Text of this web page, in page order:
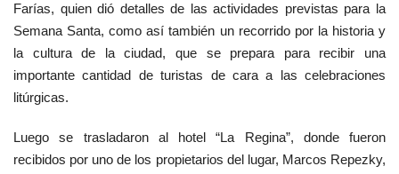
Farías, quien dió detalles de las actividades previstas para la
Semana Santa, como así también un recorrido por la historia y
la cultura de la ciudad, que se prepara para recibir una
importante cantidad de turistas de cara a las celebraciones
litúrgicas.
Luego se trasladaron al hotel “La Regina”, donde fueron
recibidos por uno de los propietarios del lugar, Marcos Repezky,